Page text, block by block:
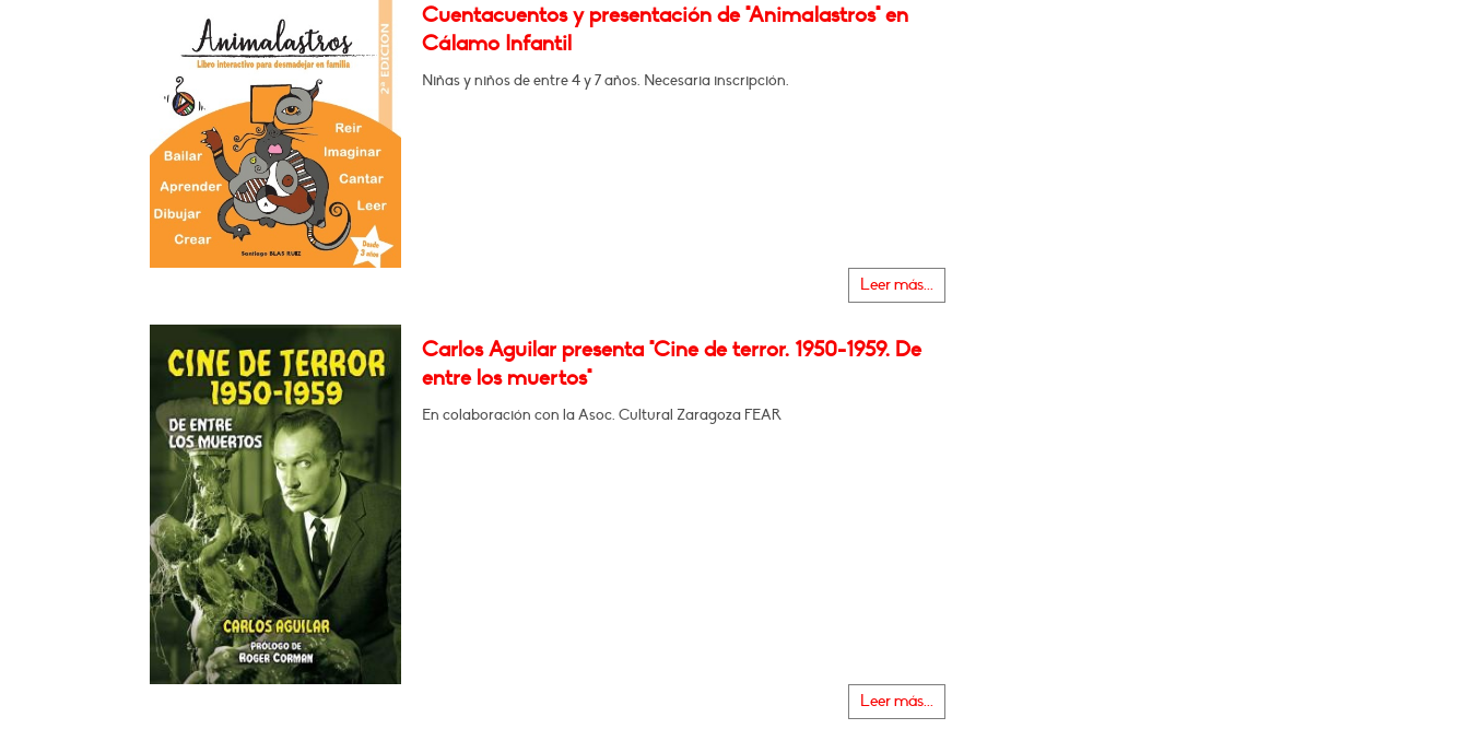
Cuentacuentos y presentación de "Animalastros" en
Cálamo Infantil
Niñas y niños de entre 4 y 7 años. Necesaria inscripción.
Leer más...
Carlos Aguilar presenta "Cine de terror. 1950-1959. De
entre los muertos"
En colaboración con la Asoc. Cultural Zaragoza FEAR
Leer más...